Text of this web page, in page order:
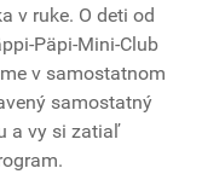
v ruke. O deti od
Päpi-Mini-Club
v samostatnom
samostatný
a vy si zatiaľ